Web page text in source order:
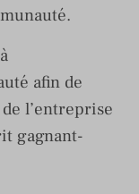
afin de
l’entreprise
gagnant-